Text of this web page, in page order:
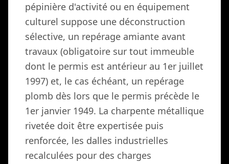
pépinière d'activité ou en équipement
culturel suppose une déconstruction
sélective, un repérage amiante avant
travaux (obligatoire sur tout immeuble
dont le permis est antérieur au 1er juillet
1997) et, le cas échéant, un repérage
plomb dès lors que le permis précède le
1er janvier 1949. La charpente métallique
rivetée doit être expertisée puis
renforcée, les dalles industrielles
recalculées pour des charges